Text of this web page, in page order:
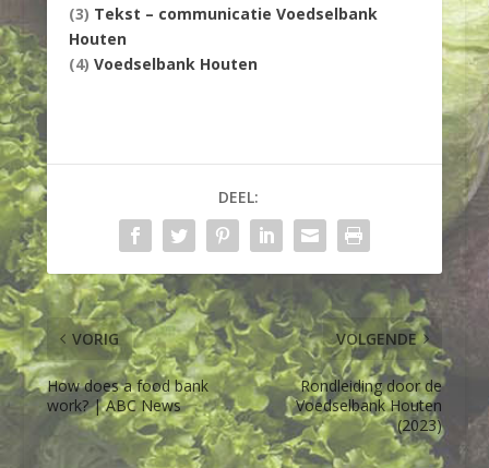
(3) Tekst – communicatie Voedselbank
Houten
(4) Voedselbank Houten
DEEL:
VORIG
How does a food bank
work? | ABC News
VOLGENDE
Rondleiding door de
Voedselbank Houten
(2023)